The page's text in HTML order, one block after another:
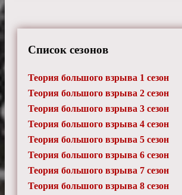
Список сезонов
Теория большого взрыва 1 сезон
Теория большого взрыва 2 сезон
Теория большого взрыва 3 сезон
Теория большого взрыва 4 сезон
Теория большого взрыва 5 сезон
Теория большого взрыва 6 сезон
Теория большого взрыва 7 сезон
Теория большого взрыва 8 сезон